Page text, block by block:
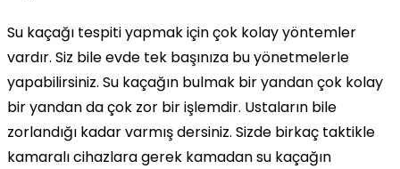
Su kaçağı tespiti yapmak için çok kolay yöntemler
vardır. Siz bile evde tek başınıza bu yönetmelerle
yapabilirsiniz. Su kaçağın bulmak bir yandan çok kolay
bir yandan da çok zor bir işlemdir. Ustaların bile
zorlandığı kadar varmış dersiniz. Sizde birkaç taktikle
kamaralı cihazlara gerek kamadan su kaçağın